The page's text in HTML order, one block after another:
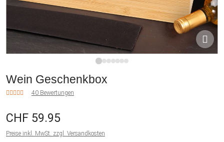
Wein Geschenkbox
40 Bewertungen
CHF 59.95
Preise inkl. MwSt. zzgl. Versandkosten